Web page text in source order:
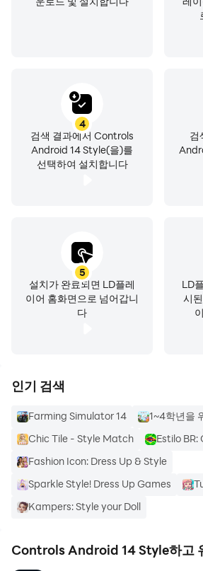
검
4
검색 결과에서 Controls
Android 14 Style(을)를
선택하여 설치합니다
5
설치가 완료되면 LD플레
이어 홈화면으로 넘어갑니
다
LD
시
인기 검색
Farming Simulator 14
1~4학년을
Chic Tile - Style Match
Estilo
Fashion Icon: Dress Up & Style
Sparkle Style! Dress Up Games
Kampers: Style your Doll
Controls Android 14 Style하고